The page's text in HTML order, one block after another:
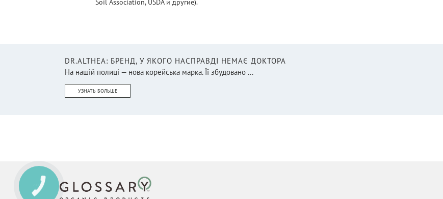
Soil Association, USDA и другие).
DR.ALTHEA: БРЕНД, У ЯКОГО НАСПРАВДІ НЕМАЄ ДОКТОРА
На нашій полиці — нова корейська марка. Її збудовано ...
УЗНАТЬ БОЛЬШЕ